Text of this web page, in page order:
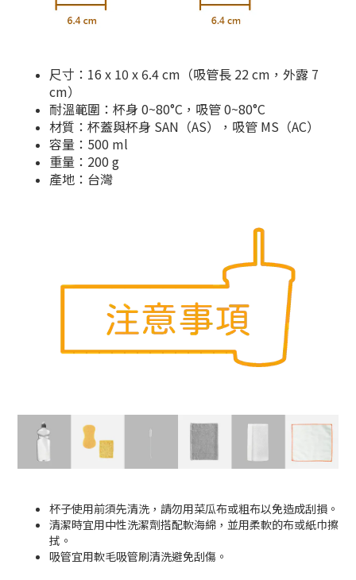
尺寸：16 x 10 x 6.4 cm（吸管長 22 cm，外露 7
cm）
耐溫範圍：杯身 0~80°C，吸管 0~80°C
材質：杯蓋與杯身 SAN（AS），吸管 MS（AC）
容量：500 ml
重量：200 g
產地：台灣
杯子使用前須先清洗，請勿用菜瓜布或粗布以免造成刮損。
清潔時宜用中性洗潔劑搭配軟海綿，並用柔軟的布或紙巾擦
拭。
吸管宜用軟毛吸管刷清洗避免刮傷。